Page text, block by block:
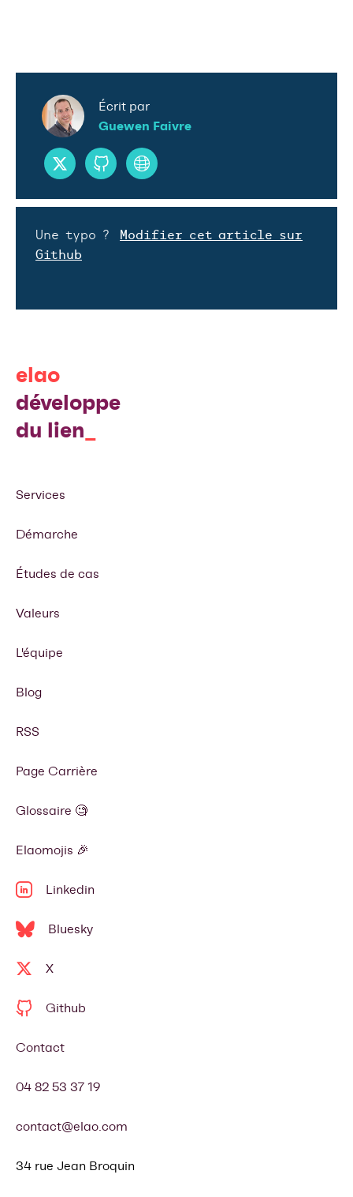
Écrit par
Guewen Faivre
Une typo ?
Modifier cet article sur
Github
elao
développe
du lien
Services
Démarche
Études de cas
Valeurs
L'équipe
Blog
RSS
Page Carrière
Glossaire 🧐
Elaomojis 🎉
Linkedin
Bluesky
X
Github
Contact
04 82 53 37 19
contact@elao.com
34 rue Jean Broquin